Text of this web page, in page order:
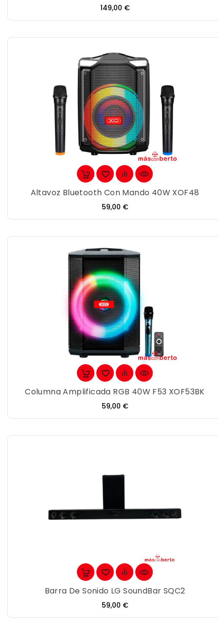
Precio
149,00 €
Altavoz Bluetooth Con Mando 40W XOF48
Precio
59,00 €
Columna Amplificada RGB 40W F53 XOF53BK
Precio
59,00 €
Barra De Sonido LG SoundBar SQC2
Precio
59,00 €